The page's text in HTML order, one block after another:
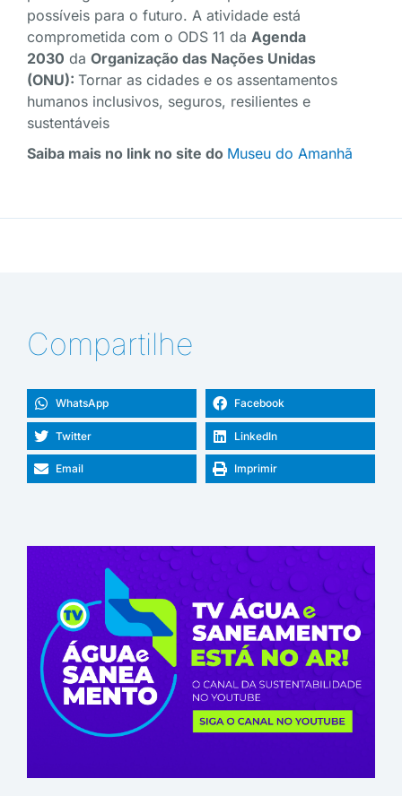
possíveis para o futuro. A atividade está
comprometida com o ODS 11 da Agenda
2030 da Organização das Nações Unidas
(ONU): Tornar as cidades e os assentamentos
humanos inclusivos, seguros, resilientes e
sustentáveis
Saiba mais no link no site do Museu do Amanhã
Compartilhe
WhatsApp Facebook
Twitter LinkedIn
Email Imprimir